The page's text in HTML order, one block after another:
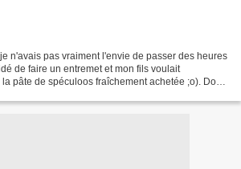
n'avais pas vraiment l'envie de passer des heures
de faire un entremet et mon fils voulait
pâte de spéculoos fraîchement achetée ;o). Donc